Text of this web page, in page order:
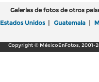
Galerías de fotos de otros
Estados Unidos | Guatemala |
Copyright © MéxicoEnFotos, 2001-